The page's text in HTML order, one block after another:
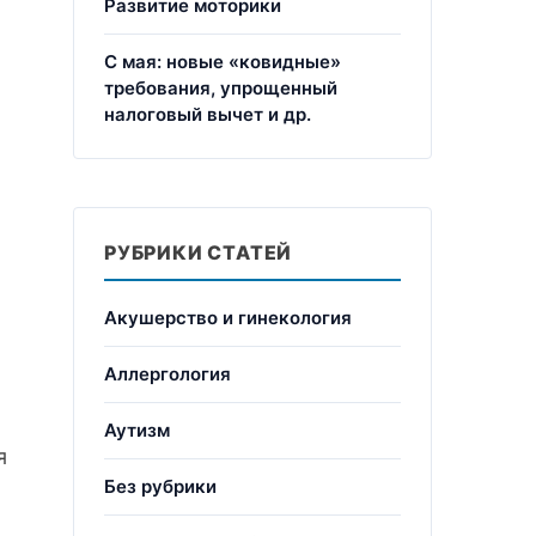
Развитие моторики
С мая: новые «ковидные»
требования, упрощенный
налоговый вычет и др.
РУБРИКИ СТАТЕЙ
Акушерство и гинекология
Аллергология
Аутизм
Без рубрики